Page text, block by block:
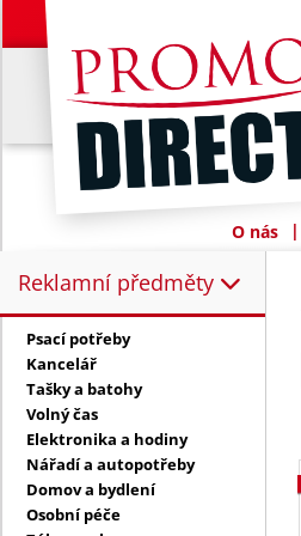
O nás |
Reklamní předměty
Reklamní předměty:
Psací potřeby
Kancelář
Tašky a batohy
Volný čas
Elektronika a hodiny
Nářadí a autopotřeby
Domov a bydlení
Osobní péče